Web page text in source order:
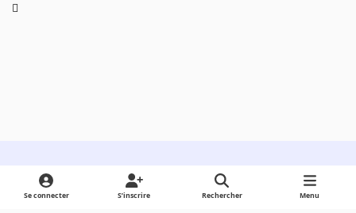
Light ModeDark ModeSystem Preference
Se connecter S’inscrire Rechercher Menu